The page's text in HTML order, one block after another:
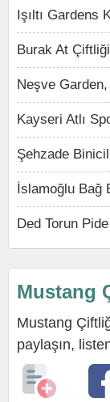
Işıltı Gardens
Burak At
Neşve
Kayseri Atlı
Şehzade
İslamoğlu Bağ
Ded Torun Pide
Mustang
Mustang
paylaşın,